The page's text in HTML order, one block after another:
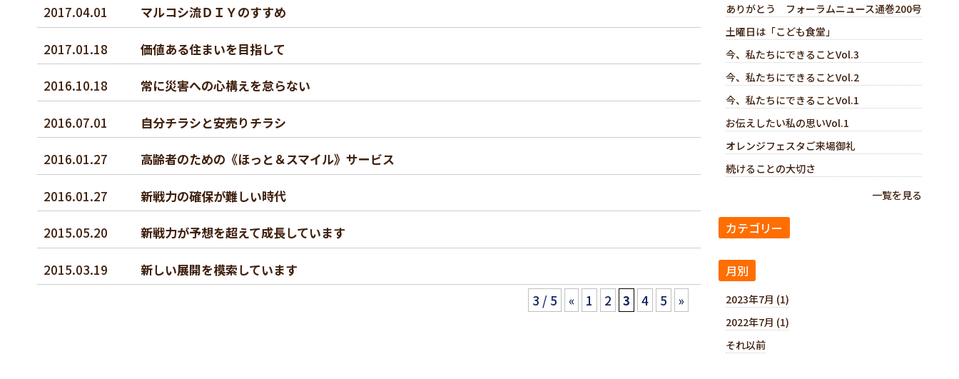
2017.04.01 マルコシ流ＤＩＹのすすめ
2017.01.18 価値ある住まいを目指して
2016.10.18 常に災害への心構えを怠らない
2016.07.01 自分チラシと安売りチラシ
2016.01.27 高齢者のための《ほっと＆スマイル》サービス
2016.01.27 新戦力の確保が難しい時代
2015.05.20 新戦力が予想を超えて成長しています
2015.03.19
新しい展開を模索しています
3 / 5
« 1 2 3 4 5 »
ありがとう フォーラムニュース通巻200号
土曜日は「こども食堂」
今、私たちにできることVol.3
今、私たちにできることVol.2
今、私たちにできることVol.1
お伝えしたい私の思いVol.1
オレンジフェスタご来場御礼
続けることの大切さ
一覧を見る
カテゴリー
月別
2023年7月 (1)
2022年7月 (1)
それ以前